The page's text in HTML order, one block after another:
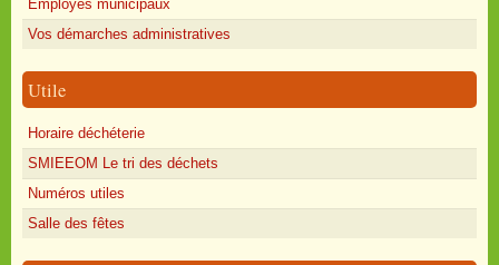
Employés municipaux
Vos démarches administratives
Utile
Horaire déchéterie
SMIEEOM Le tri des déchets
Numéros utiles
Salle des fêtes